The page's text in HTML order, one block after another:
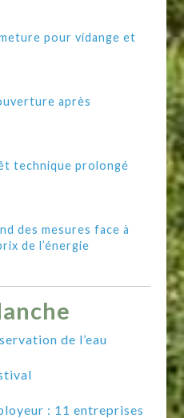
pour vidange et
après
technique prolongé
des mesures face à
de l’énergie
de l’eau
: 11 entreprises